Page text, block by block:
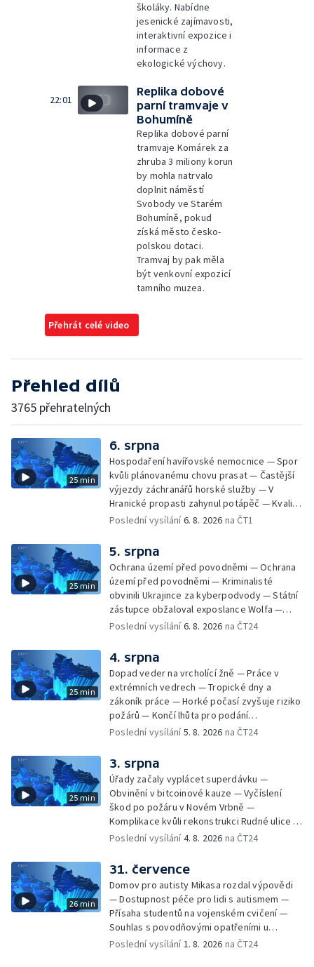
školáky. Nabídne
jesenické zajímavosti,
interaktivní expozice i
informace z
ekologické výchovy.
22:01
Replika dobové
parní tramvaje v
Bohumíně
Replika dobové parní
tramvaje Komárek za
zhruba 3 miliony korun
by mohla natrvalo
doplnit náměstí
Svobody ve Starém
Bohumíně, pokud
získá město česko-
polskou dotaci.
Tramvaj by pak měla
být venkovní expozicí
tamního muzea.
Přehrát celé video
Přehled dílů
3765 přehratelných
25 min
6. srpna
Hospodaření havířovské nemocnice — Spor
kvůli plánovanému chovu prasat — Častější
výjezdy záchranářů horské služby — V
Hranické propasti zahynul potápěč — Kvalita
vody ke koupání — Zavlažování zeleniny v
Kempování v horkém počasí — Výběr ze
sociálních sítí Události Ostrava — Zkoumání
horka na zastávkách MHD — Promítání filmu
Odyssea z 35 mm pásu
Poslední vysílání6. 8. 2026 na ČT1
25 min
5. srpna
Ochrana území před povodněmi — Ochrana
území před povodněmi — Kriminalisté
obvinili Ukrajince za kyberpodvody — Státní
zástupce obžaloval exposlance Wolfa —
Péče o hospodářská zvířata ve vedrech —
depozitu Vlastivědného muzea Olomouc —
Zakládání nových dětských skupin — Výběr
ze sociálních sítí Události Ostrava — Tresty
pro fotbalisty za korupci — Po stopách
Gebharda Blüchera
Poslední vysílání6. 8. 2026 na ČT24
25 min
4. srpna
Dopad veder na vrcholící žně — Práce v
extrémních vedrech — Tropické dny a
zákoník práce — Horké počasí zvyšuje riziko
požárů — Končí lhůta pro podání
kandidátních listin — Končí lhůta pro podání
rozsudek v lihové kauze — Výročí
zavraždění Václava III. v Olomouci — Těžba
unikátní rašeliny pro lázně v Karlově
Studánce — Výběr ze sociálních sítí ČT —
Nový program pro léčbu obezity —
Olomoucké (nejen) shakespearovské léto
Poslední vysílání5. 8. 2026 na ČT24
25 min
3. srpna
Úřady začaly vyplácet superdávku —
Obvinění v bitcoinové kauze — Vyčíslení
škod po požáru v Novém Vrbně —
Komplikace kvůli rekonstrukci Rudné ulice —
Nárůst zájmu o klimatizace — Výluka vlaků
Protipovodňová opatření v Troubkách —
Zájem o bydlení na vysokoškolskýc kolejích
— Vrcholí sklizeň levandulí
Poslední vysílání4. 8. 2026 na ČT24
26 min
31. července
Domov pro autisty Mikasa rozdal výpovědi
— Dostupnost péče pro lidi s autismem —
Přísaha studentů na vojenském cvičení —
Souhlas s povodňovými opatřeními u
Troubek — Opravy Rudné omezí dopravu —
Poslední vysílání1. 8. 2026 na ČT24